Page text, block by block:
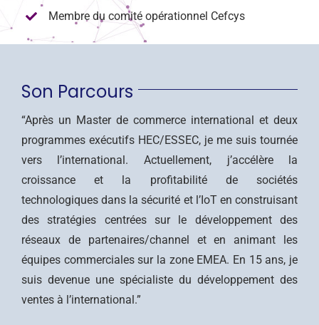
Membre du comité opérationnel Cefcys
Son Parcours
“Après un Master de commerce international et deux
programmes exécutifs HEC/ESSEC, je me suis tournée
vers l’international. Actuellement, j’accélère la
croissance et la profitabilité de sociétés
technologiques dans la sécurité et l’IoT en construisant
des stratégies centrées sur le développement des
réseaux de partenaires/channel et en animant les
équipes commerciales sur la zone EMEA. En 15 ans, je
suis devenue une spécialiste du développement des
ventes à l’international.”